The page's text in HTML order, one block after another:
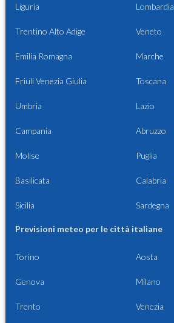
Liguria Lombardia
Trentino Alto Adige Veneto
Emilia Romagna Marche
Friuli Venezia Giulia Toscana
Umbria Lazio
Campania Abruzzo
Molise Puglia
Basilicata Calabria
Sicilia Sardegna
Previsioni meteo per le città italiane
Torino Aosta
Genova Milano
Trento Venezia